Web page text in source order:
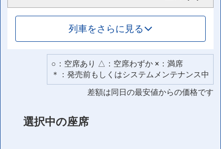
列車をさらに見る
○：空席あり △：空席わずか ×：満席
＊：発売前もしくはシステムメンテナンス中
差額は同日の最安値からの価格です
選択中の座席